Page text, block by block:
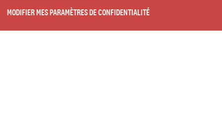
MODIFIER MES PARAMÈTRES DE CONFIDENTIALITÉ